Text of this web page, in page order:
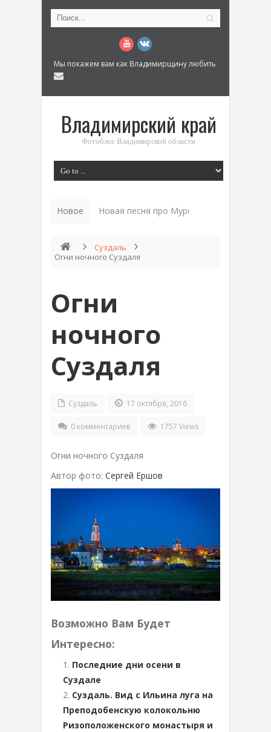
Мы покажем вам как Владимирщину любить
Владимирский край
Фотоблог Владимирской области
Новое Новая песня про Муром: «Былинный
Суздаль
Огни ночного Суздаля
Огни
ночного
Суздаля
Суздаль 17 октября, 2016
0 комментариев 1757 Views
Огни ночного Суздаля
Автор фото: Сергей Ершов
Возможно Вам Будет
Интересно:
Последние дни осени в
Суздале
Суздаль. Вид с Ильина луга на
Преподобенскую колокольню
Ризоположенского монастыря и